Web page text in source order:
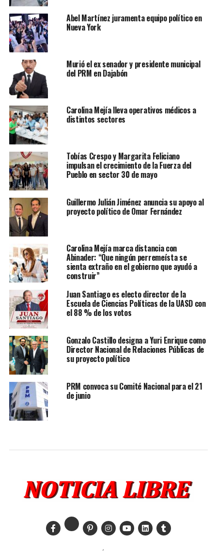
Abel Martínez juramenta equipo político en
Nueva York
Murió el ex senador y presidente municipal
del PRM en Dajabón
Carolina Mejía lleva operativos médicos a
distintos sectores
Tobías Crespo y Margarita Feliciano
impulsan el crecimiento de la Fuerza del
Pueblo en sector 30 de mayo
Guillermo Julián Jiménez anuncia su apoyo al
proyecto político de Omar Fernández
Carolina Mejía marca distancia con
Abinader: “Que ningún perremeísta se
sienta extraño en el gobierno que ayudó a
construir”
Juan Santiago es electo director de la
Escuela de Ciencias Políticas de la UASD con
el 88 % de los votos
Gonzalo Castillo designa a Yuri Enrique como
Director Nacional de Relaciones Públicas de
su proyecto político
PRM convoca su Comité Nacional para el 21
de junio